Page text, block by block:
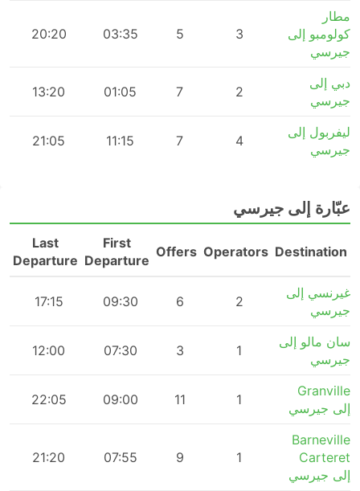
مطار
كولومبو إلى
جيرسي
3
5
03:35
20:20
دبي إلى
جيرسي
2
7
01:05
13:20
ليفربول إلى
جيرسي
4
7
11:15
21:05
عبّارة إلى جيرسي
Destination
Operators
Offers
First
Departure
Last
Departure
غيرنسي إلى
جيرسي
2
6
09:30
17:15
سان مالو إلى
جيرسي
1
3
07:30
12:00
Granville
إلى جيرسي
1
11
09:00
22:05
Barneville
Carteret
إلى جيرسي
1
9
07:55
21:20